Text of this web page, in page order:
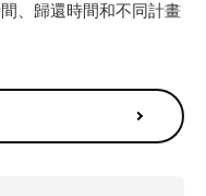
、歸還時間和不同計畫